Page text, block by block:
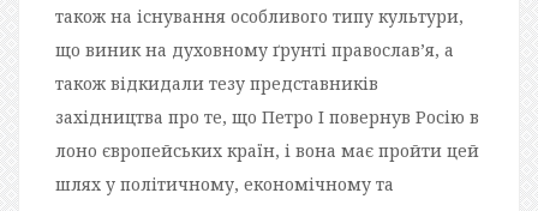
також на існування особливого типу культури,
що виник на духовному ґрунті православ’я, а
також відкидали тезу представників
західництва про те, що Петро I повернув Росію в
лоно європейських країн, і вона має пройти цей
шлях у політичному, економічному та